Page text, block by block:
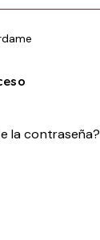
la contraseña?